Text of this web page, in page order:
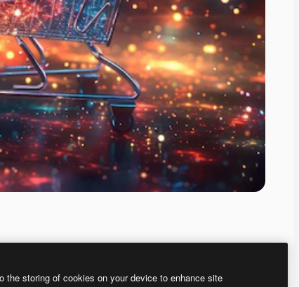
た独自の画像を作成できます。
the storing of cookies on your device to enhance site